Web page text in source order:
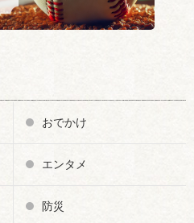
おでかけ
エンタメ
防災